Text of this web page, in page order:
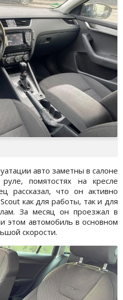
авто заметны в салоне
помятостях на кресле
рассказал, что он активно
как для работы, так и для
За месяц он проезжал в
этом автомобиль в основном
скорости.